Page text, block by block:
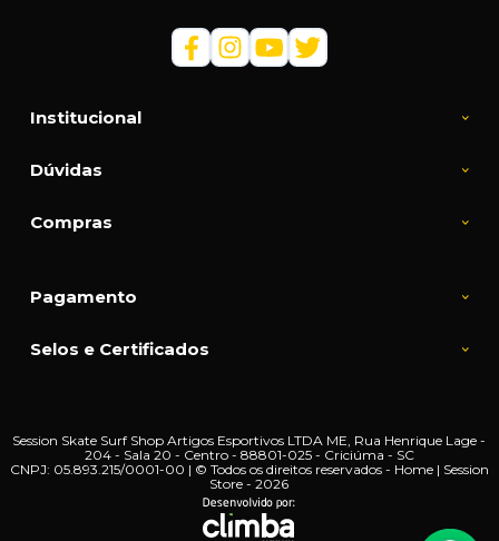
Institucional
Dúvidas
Compras
Pagamento
Selos e Certificados
Session Skate Surf Shop Artigos Esportivos LTDA ME, Rua Henrique Lage -
204 - Sala 20 - Centro - 88801-025 - Criciúma - SC
CNPJ: 05.893.215/0001-00 | © Todos os direitos reservados - Home | Session
Store - 2026